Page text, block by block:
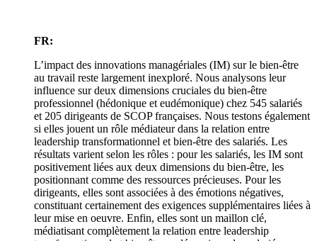
FR:
L’impact des innovations managériales (IM) sur le bien-être
au travail reste largement inexploré. Nous analysons leur
influence sur deux dimensions cruciales du bien-être
professionnel (hédonique et eudémonique) chez 545 salariés
et 205 dirigeants de SCOP françaises. Nous testons également
si elles jouent un rôle médiateur dans la relation entre
leadership transformationnel et bien-être des salariés. Les
résultats varient selon les rôles : pour les salariés, les IM sont
positivement liées aux deux dimensions du bien-être, les
positionnant comme des ressources précieuses. Pour les
dirigeants, elles sont associées à des émotions négatives,
constituant certainement des exigences supplémentaires liées à
leur mise en oeuvre. Enfin, elles sont un maillon clé,
médiatisant complètement la relation entre leadership